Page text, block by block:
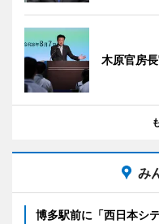
木原官房
み
博多駅前に「西日本シ